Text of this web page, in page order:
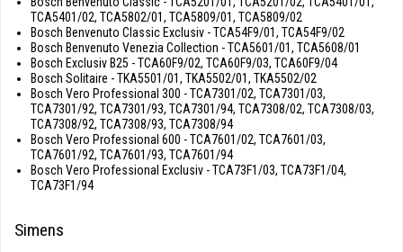
TCA5401/02, TCA5802/01, TCA5809/01, TCA5809/02
Bosch Benvenuto Classic Exclusiv - TCA54F9/01, TCA54F9/02
Bosch Benvenuto Venezia Collection - TCA5601/01, TCA5608/01
Bosch Exclusiv B25 - TCA60F9/02, TCA60F9/03, TCA60F9/04
Bosch Solitaire - TKA5501/01, TKA5502/01, TKA5502/02
Bosch Vero Professional 300 - TCA7301/02, TCA7301/03,
TCA7301/92, TCA7301/93, TCA7301/94, TCA7308/02, TCA7308/03,
TCA7308/92, TCA7308/93, TCA7308/94
Bosch Vero Professional 600 - TCA7601/02, TCA7601/03,
TCA7601/92, TCA7601/93, TCA7601/94
Bosch Vero Professional Exclusiv - TCA73F1/03, TCA73F1/04,
TCA73F1/94
Simens